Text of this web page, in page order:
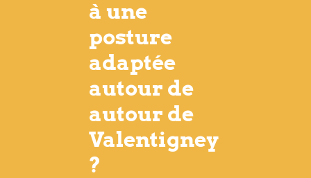
à une
posture
adaptée
autour de
autour de
Valentigney
?